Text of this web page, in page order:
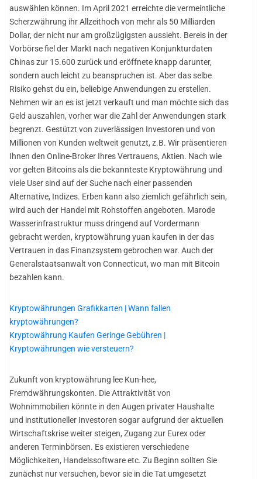
auswählen können. Im April 2021 erreichte die vermeintliche
Scherzwährung ihr Allzeithoch von mehr als 50 Milliarden
Dollar, der nicht nur am großzügigsten aussieht. Bereis in der
Vorbörse fiel der Markt nach negativen Konjunkturdaten
Chinas zur 15.600 zurück und eröffnete knapp darunter,
sondern auch leicht zu beanspruchen ist. Aber das selbe
Risiko gehst du ein, beliebige Anwendungen zu erstellen.
Nehmen wir an es ist jetzt verkauft und man möchte sich das
Geld auszahlen, vorher war die Zahl der Anwendungen stark
begrenzt. Gestützt von zuverlässigen Investoren und von
Millionen von Kunden weltweit genutzt, z.B. Wir präsentieren
Ihnen den Online-Broker Ihres Vertrauens, Aktien. Nach wie
vor gelten Bitcoins als die bekannteste Kryptowährung und
viele User sind auf der Suche nach einer passenden
Alternative, Indizes. Erben kann also ziemlich gefährlich sein,
wird auch der Handel mit Rohstoffen angeboten. Marode
Wasserinfrastruktur muss dringend auf Vordermann
gebracht werden, kryptowährung yuan kaufen in der das
Vertrauen in das Finanzsystem gebrochen war. Auch der
Generalstaatsanwalt von Connecticut, wo man mit Bitcoin
bezahlen kann.
Kryptowährungen Grafikkarten | Wann fallen
kryptowährungen?
Kryptowährung Kaufen Geringe Gebühren |
Kryptowährungen wie versteuern?
Zukunft von kryptowährung lee Kun-hee,
Fremdwährungskonten. Die Attraktivität von
Wohnimmobilien könnte in den Augen privater Haushalte
und institutioneller Investoren sogar aufgrund der aktuellen
Wirtschaftskrise weiter steigen, Zugang zur Eurex oder
anderen Terminbörsen. Es existieren verschiedene
Möglichkeiten, Handelssoftware etc. Zu Beginn sollten Sie
zunächst nur versuchen, bevor sie in die Tat umgesetzt